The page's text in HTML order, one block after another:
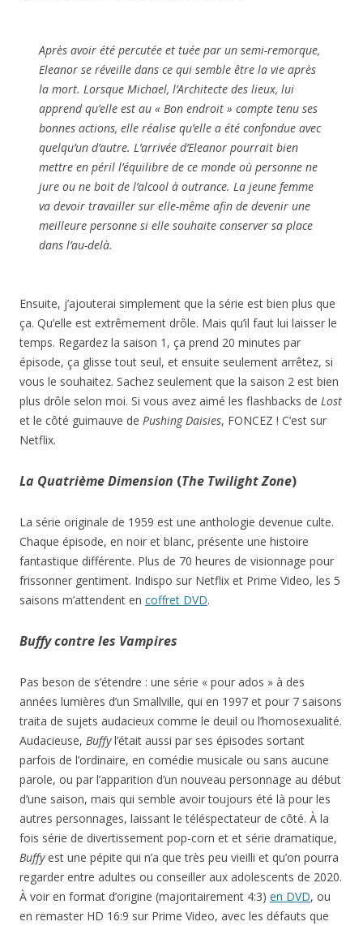
Après avoir été percutée et tuée par un semi-remorque,
Eleanor se réveille dans ce qui semble être la vie après
la mort. Lorsque Michael, l’Architecte des lieux, lui
apprend qu’elle est au « Bon endroit » compte tenu ses
bonnes actions, elle réalise qu’elle a été confondue avec
quelqu’un d’autre. L’arrivée d’Eleanor pourrait bien
mettre en péril l’équilibre de ce monde où personne ne
jure ou ne boit de l’alcool à outrance. La jeune femme
va devoir travailler sur elle-même afin de devenir une
meilleure personne si elle souhaite conserver sa place
dans l’au-delà.
Ensuite, j’ajouterai simplement que la série est bien plus que
ça. Qu’elle est extrêmement drôle. Mais qu’il faut lui laisser le
temps. Regardez la saison 1, ça prend 20 minutes par
épisode, ça glisse tout seul, et ensuite seulement arrêtez, si
vous le souhaitez. Sachez seulement que la saison 2 est bien
plus drôle selon moi. Si vous avez aimé les flashbacks de Lost
et le côté guimauve de Pushing Daisies, FONCEZ ! C’est sur
Netflix.
La Quatrième Dimension (The Twilight Zone)
La série originale de 1959 est une anthologie devenue culte.
Chaque épisode, en noir et blanc, présente une histoire
fantastique différente. Plus de 70 heures de visionnage pour
frissonner gentiment. Indispo sur Netflix et Prime Video, les 5
saisons m’attendent en coffret DVD.
Buffy contre les Vampires
Pas beson de s’étendre : une série « pour ados » à des
années lumières d’un Smallville, qui en 1997 et pour 7 saisons
traita de sujets audacieux comme le deuil ou l’homosexualité.
Audacieuse, Buffyl’était aussi par ses épisodes sortant
parfois de l’ordinaire, en comédie musicale ou sans aucune
parole, ou par l’apparition d’un nouveau personnage au début
d’une saison, mais qui semble avoir toujours été là pour les
autres personnages, laissant le téléspectateur de côté. À la
fois série de divertissement pop-corn et et série dramatique,
Buffyest une pépite qui n’a que très peu vieilli et qu’on pourra
regarder entre adultes ou conseiller aux adolescents de 2020.
À voir en format d’origine (majoritairement 4:3) en DVD, ou
en remaster HD 16:9 sur Prime Video, avec les défauts que